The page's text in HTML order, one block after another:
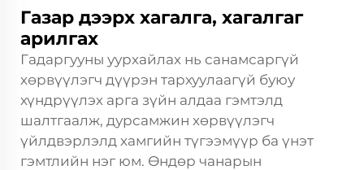
Газар дээрх хагалга, хагалгаг
арилгах
Гадаргууны уурхайлах нь санамсаргүй
хөрвүүлэгч дүүрэн тархуулаагүй буюу
хүндрүүлэх арга зүйн алдаа гэмтэлд
шалтгаалж, дурсамжин хөрвүүлэгч
үйлдвэрлэлд хамгийн түгээмүүр ба үнэт
гэмтлийн нэг юм. Өндөр чанарын